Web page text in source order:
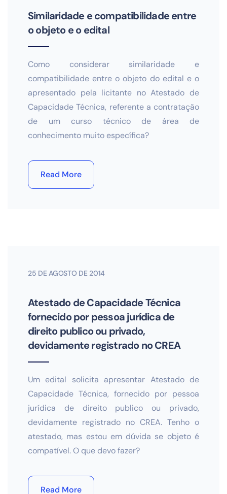
Similaridade e compatibilidade entre
o objeto e o edital
Como considerar similaridade e
compatibilidade entre o objeto do edital e o
apresentado pela licitante no Atestado de
Capacidade Técnica, referente a contratação
de um curso técnico de área de
conhecimento muito específica?
Read More
25 DE AGOSTO DE 2014
Atestado de Capacidade Técnica
fornecido por pessoa jurídica de
direito publico ou privado,
devidamente registrado no CREA
Um edital solicita apresentar Atestado de
Capacidade Técnica, fornecido por pessoa
jurídica de direito publico ou privado,
devidamente registrado no CREA. Tenho o
atestado, mas estou em dúvida se objeto é
compatível. O que devo fazer?
Read More